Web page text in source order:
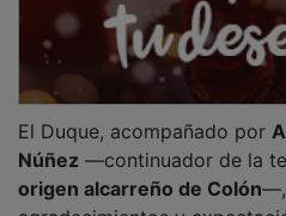
Núñez—continuador de la
origen alcarreño de Colón
agradecimientos y